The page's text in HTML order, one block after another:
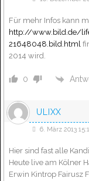
Für mehr Infos kann
http://www.bild.de/
21648048.bild.html
2014 wird.
0
ULIXX
6. März 2013
Hier sind fast alle
Heute live am Kölner
Erwin Kintrop Fairusz